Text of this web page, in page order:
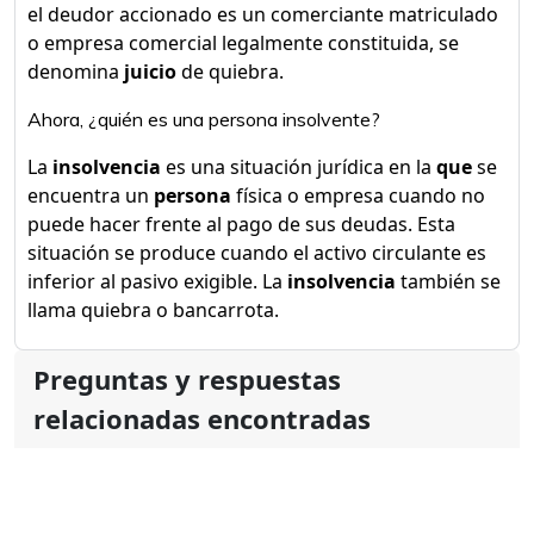
el deudor accionado es un comerciante matriculado
o empresa comercial legalmente constituida, se
denomina juiciode quiebra.
Ahora, ¿quién es una persona insolvente?
La insolvencia es una situación jurídica en la quese
encuentra un persona física o empresa cuando no
puede hacer frente al pago de sus deudas. Esta
situación se produce cuando el activo circulante es
inferior al pasivo exigible. La insolvencia también se
llama quiebra o bancarrota.
Preguntas y respuestas
relacionadas encontradas